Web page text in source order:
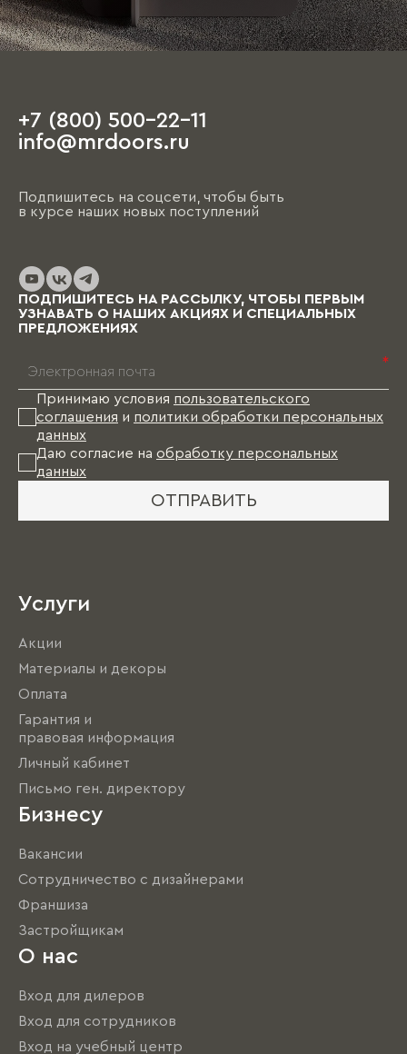
+7 (800) 500-22-11
info@mrdoors.ru
Подпишитесь на соцсети, чтобы быть
в курсе наших новых поступлений
ПОДПИШИТЕСЬ НА РАССЫЛКУ, ЧТОБЫ ПЕРВЫМ
УЗНАВАТЬ О НАШИХ АКЦИЯХ И СПЕЦИАЛЬНЫХ
ПРЕДЛОЖЕНИЯХ
*
Принимаю условия пользовательского
соглашения и политики обработки персональных
данных
Даю согласие на обработку персональных
данных
ОТПРАВИТЬ
Услуги
Акции
Материалы и декоры
Оплата
Гарантия и
правовая информация
Личный кабинет
Письмо ген. директору
Бизнесу
Вакансии
Сотрудничество с дизайнерами
Франшиза
Застройщикам
О нас
Вход для дилеров
Вход для сотрудников
Вход на учебный центр